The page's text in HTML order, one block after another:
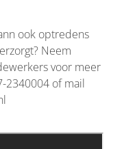
ook optredens
Neem
voor meer
2340004 of mail